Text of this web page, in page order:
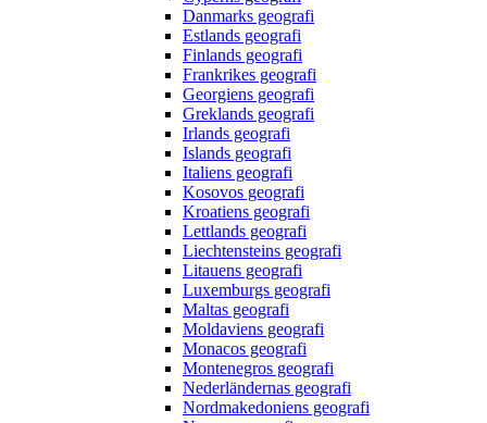
Danmarks geografi
Estlands geografi
Finlands geografi
Frankrikes geografi
Georgiens geografi
Greklands geografi
Irlands geografi
Islands geografi
Italiens geografi
Kosovos geografi
Kroatiens geografi
Lettlands geografi
Liechtensteins geografi
Litauens geografi
Luxemburgs geografi
Maltas geografi
Moldaviens geografi
Monacos geografi
Montenegros geografi
Nederländernas geografi
Nordmakedoniens geografi